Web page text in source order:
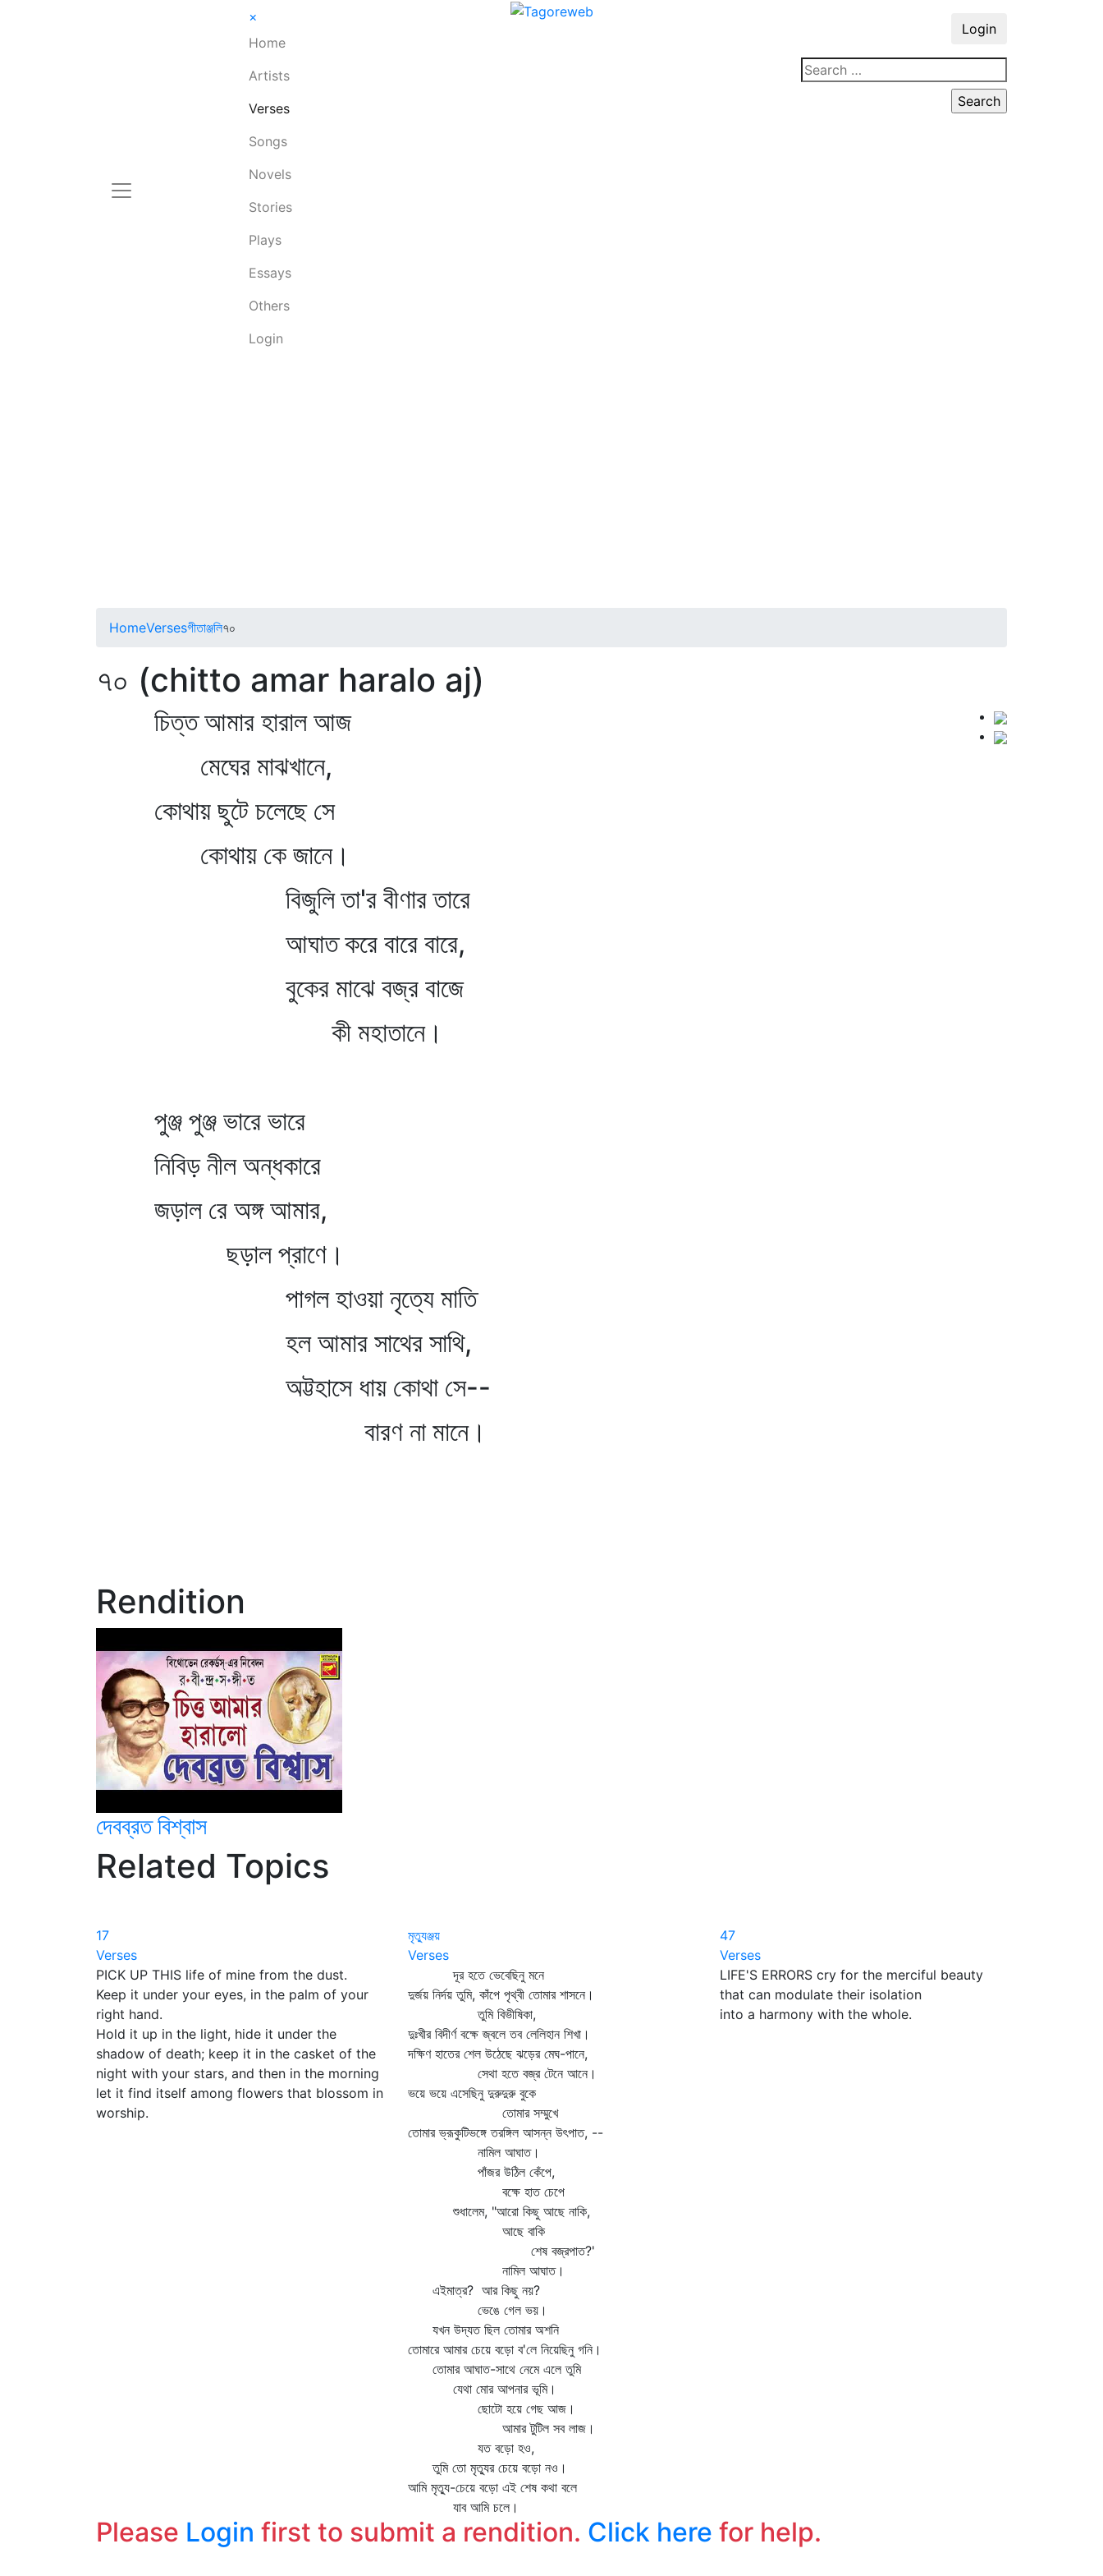
×
Home
Artists
Verses
Songs
Novels
Stories
Plays
Essays
Others
Login
Login
HomeVersesগীতাঞ্জলি৭০
৭০ (chitto amar haralo aj)
চিত্ত আমার হারাল আজ
মেঘের মাঝখানে,
কোথায় ছুটে চলেছে সে
কোথায় কে জানে।
বিজুলি তা'র বীণার তারে
আঘাত করে বারে বারে,
বুকের মাঝে বজ্র বাজে
কী মহাতানে।
পুঞ্জ পুঞ্জ ভারে ভারে
নিবিড় নীল অন্ধকারে
জড়াল রে অঙ্গ আমার,
ছড়াল প্রাণে।
পাগল হাওয়া নৃত্যে মাতি
হল আমার সাথের সাথি,
অট্টহাসে ধায় কোথা সে--
বারণ না মানে।
Rendition
দেবব্রত বিশ্বাস
Related Topics
17
Verses
PICK UP THIS life of mine from the dust.
Keep it under your eyes, in the palm of your
right hand.
Hold it up in the light, hide it under the
shadow of death; keep it in the casket of the
night with your stars, and then in the morning
let it find itself among flowers that blossom in
worship.
মৃত্যুঞ্জয়
Verses
দূর হতে ভেবেছিনু মনে
দুর্জয় নির্দয় তুমি, কাঁপে পৃথ্বী তোমার শাসনে।
তুমি বিভীষিকা,
দুঃখীর বিদীর্ণ বক্ষে জ্বলে তব লেলিহান শিখা।
দক্ষিণ হাতের শেল উঠেছে ঝড়ের মেঘ-পানে,
সেথা হতে বজ্র টেনে আনে।
ভয়ে ভয়ে এসেছিনু দুরুদুরু বুকে
তোমার সম্মুখে
তোমার ভ্রূকুটিভঙ্গে তরঙ্গিল আসন্ন উৎপাত, --
নামিল আঘাত।
পাঁজর উঠিল কেঁপে,
বক্ষে হাত চেপে
শুধালেম, "আরো কিছু আছে নাকি,
আছে বাকি
শেষ বজ্রপাত?'
নামিল আঘাত।
এইমাত্র? আর কিছু নয়?
ভেঙে গেল ভয়।
যখন উদ্যত ছিল তোমার অশনি
তোমারে আমার চেয়ে বড়ো ব'লে নিয়েছিনু গনি।
তোমার আঘাত-সাথে নেমে এলে তুমি
যেথা মোর আপনার ভূমি।
ছোটো হয়ে গেছ আজ।
আমার টুটিল সব লাজ।
যত বড়ো হও,
তুমি তো মৃত্যুর চেয়ে বড়ো নও।
আমি মৃত্যু-চেয়ে বড়ো এই শেষ কথা বলে
যাব আমি চলে।
47
Verses
LIFE'S ERRORS cry for the merciful beauty
that can modulate their isolation
into a harmony with the whole.
Please Login first to submit a rendition. Click here for help.